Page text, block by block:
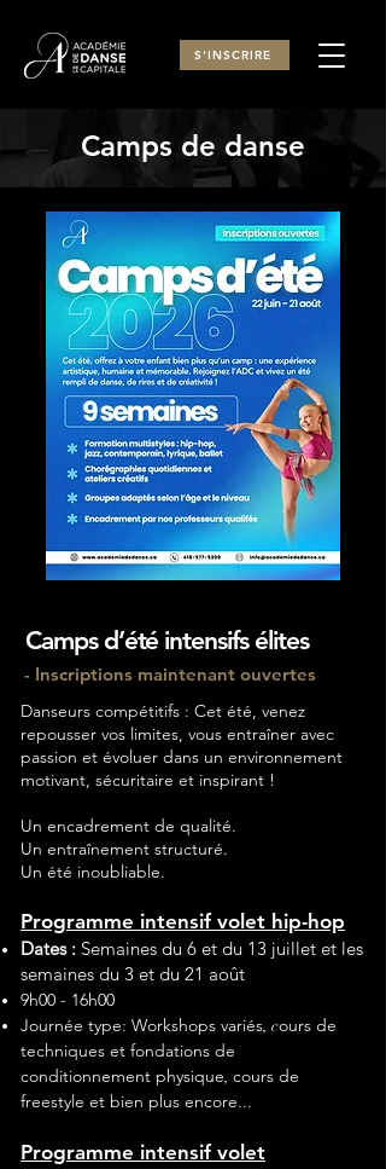
S'INSCRIRE
Camps de danse
Camps d’été intensifs élites
- Inscriptions maintenant ouvertes
Danseurs compétitifs : Cet été, venez
repousser vos limites, vous entraîner avec
passion et évoluer dans un environnement
motivant, sécuritaire et inspirant !
Un encadrement de qualité.
Un entraînement structuré.
Un été inoubliable.
Programme intensif volet hip-hop
Dates : Semaines du 6 et du 13 juillet et les
semaines du 3 et du 21 août
9h00 - 16h00
Journée type: Workshops variés, cours de
techniques et fondations de
conditionnement physique, cours de
freestyle et bien plus encore...
Programme intensif volet